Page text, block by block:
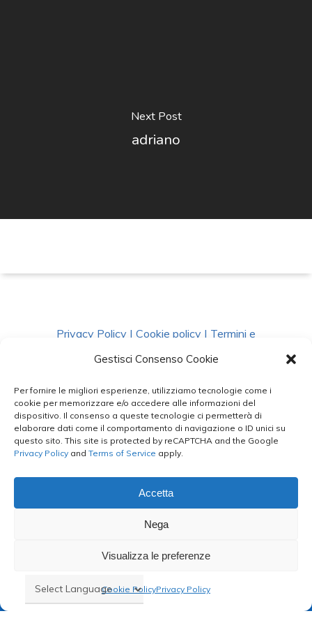
Gestisci Consenso Cookie
Per fornire le migliori esperienze, utilizziamo tecnologie come i
cookie per memorizzare e/o accedere alle informazioni del
dispositivo. Il consenso a queste tecnologie ci permetterà di
elaborare dati come il comportamento di navigazione o ID unici su
questo sito. This site is protected by reCAPTCHA and the Google
Privacy Policy and Terms of Service apply.
Accetta
Nega
Visualizza le preferenze
Cookie PolicyPrivacy Policy
Next Post
adriano
Privacy Policy | Cookie policy | Termini e
Condizioni|Richiedi Dati
facebook instagram whatsappphone
email
Le Bontà del Capo ©